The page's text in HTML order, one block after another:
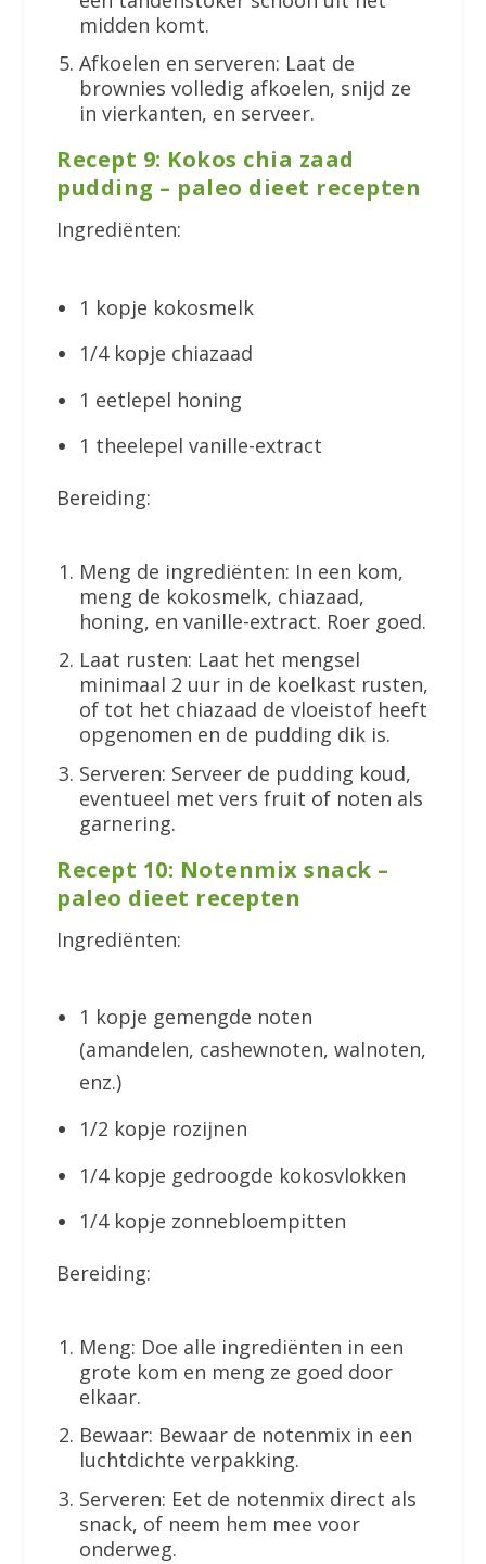
midden komt.
Afkoelen en serveren: Laat de
brownies volledig afkoelen, snijd ze
in vierkanten, en serveer.
Recept 9: Kokos chia zaad
pudding – paleo dieet recepten
Ingrediënten:
1 kopje kokosmelk
1/4 kopje chiazaad
1 eetlepel honing
1 theelepel vanille-extract
Bereiding:
Meng de ingrediënten: In een kom,
meng de kokosmelk, chiazaad,
honing, en vanille-extract. Roer goed.
Laat rusten: Laat het mengsel
minimaal 2 uur in de koelkast rusten,
of tot het chiazaad de vloeistof heeft
opgenomen en de pudding dik is.
Serveren: Serveer de pudding koud,
eventueel met vers fruit of noten als
garnering.
Recept 10: Notenmix snack –
paleo dieet recepten
Ingrediënten:
1 kopje gemengde noten
(amandelen, cashewnoten, walnoten,
enz.)
1/2 kopje rozijnen
1/4 kopje gedroogde kokosvlokken
1/4 kopje zonnebloempitten
Bereiding:
Meng: Doe alle ingrediënten in een
grote kom en meng ze goed door
elkaar.
Bewaar: Bewaar de notenmix in een
luchtdichte verpakking.
Serveren: Eet de notenmix direct als
snack, of neem hem mee voor
onderweg.